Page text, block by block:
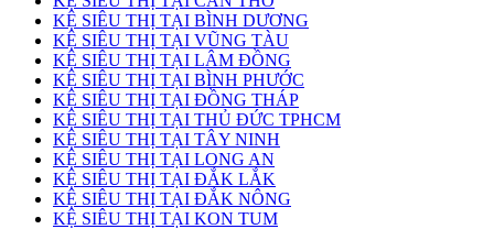
KỆ SIÊU THỊ TẠI BÌNH DƯƠNG
KỆ SIÊU THỊ TẠI VŨNG TÀU
KỆ SIÊU THỊ TẠI LÂM ĐỒNG
KỆ SIÊU THỊ TẠI BÌNH PHƯỚC
KỆ SIÊU THỊ TẠI ĐỒNG THÁP
KỆ SIÊU THỊ TẠI THỦ ĐỨC TPHCM
KỆ SIÊU THỊ TẠI TÂY NINH
KỆ SIÊU THỊ TẠI LONG AN
KỆ SIÊU THỊ TẠI ĐẮK LẮK
KỆ SIÊU THỊ TẠI ĐẮK NÔNG
KỆ SIÊU THỊ TẠI KON TUM